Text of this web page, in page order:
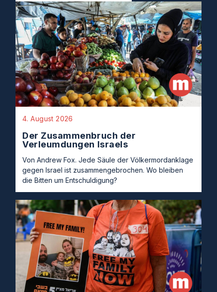
4. August 2026
Der Zusammenbruch der
Verleumdungen Israels
Von Andrew Fox. Jede Säule der Völkermordanklage
gegen Israel ist zusammengebrochen. Wo bleiben
die Bitten um Entschuldigung?